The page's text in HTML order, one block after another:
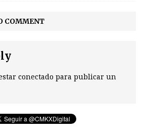
COMMENT
conectado para publicar un